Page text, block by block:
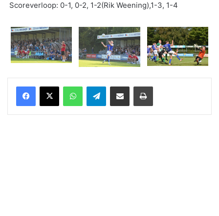
Scoreverloop: 0-1, 0-2, 1-2(Rik Weening),1-3, 1-4
WhatsAppTelegramDelen via Email Print